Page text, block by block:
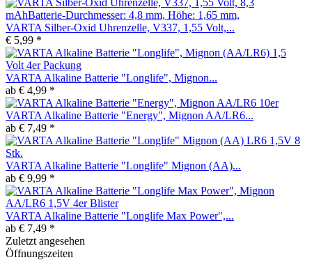
VARTA Silber-Oxid Uhrenzelle, V337, 1,55 Volt,...
€ 5,99 *
VARTA Alkaline Batterie "Longlife", Mignon...
ab € 4,99 *
VARTA Alkaline Batterie "Energy", Mignon AA/LR6...
ab € 7,49 *
VARTA Alkaline Batterie "Longlife" Mignon (AA)...
ab € 9,99 *
VARTA Alkaline Batterie "Longlife Max Power",...
ab € 7,49 *
Zuletzt angesehen
Öffnungszeiten